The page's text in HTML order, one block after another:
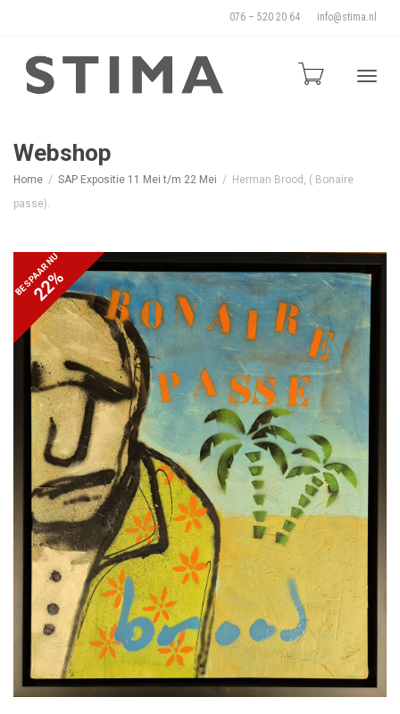
076 – 520 20 64 info@stima.nl
de
Webshop
Home SAP Expositie 11 Mei t/m 22 Mei
Herman Brood, ( Bonaire
passe).
BESPAAR NU
22%